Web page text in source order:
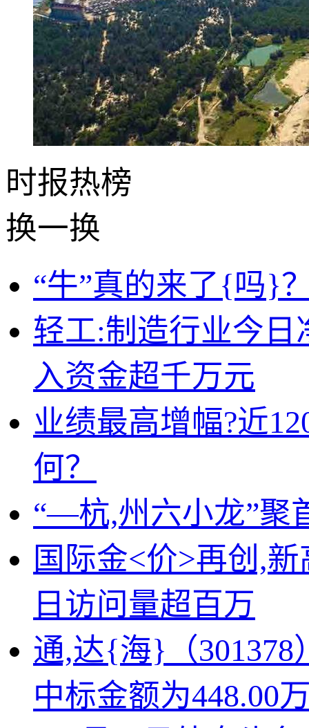
时报热榜
换一换
“牛”真的来了{吗}
轻工:制造行业今日
入资金超千万元
业绩最高增幅?近
何？
“—杭,州六小龙”聚
国际金<价>再创,
日访问量超百万
通,达{海}（
中标金额为448.00